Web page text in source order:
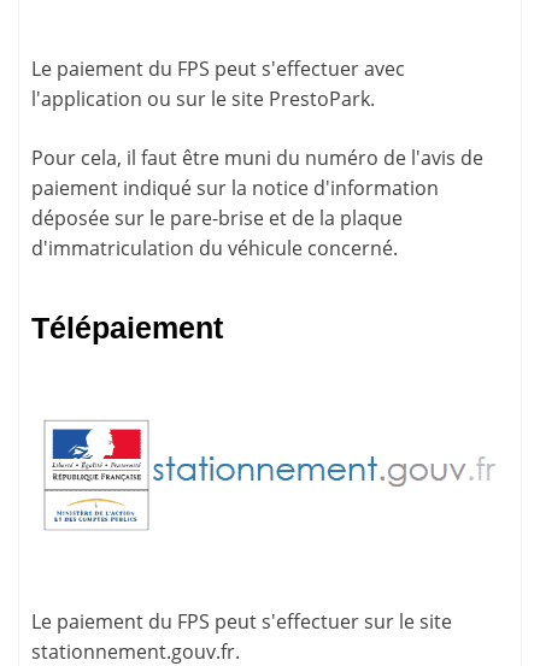
Le paiement du FPS peut s'effectuer avec
l'application ou sur le site PrestoPark.
Pour cela, il faut être muni du numéro de l'avis de
paiement indiqué sur la notice d'information
déposée sur le pare-brise et de la plaque
d'immatriculation du véhicule concerné.
Télépaiement
Le paiement du FPS peut s'effectuer sur le site
stationnement.gouv.fr.